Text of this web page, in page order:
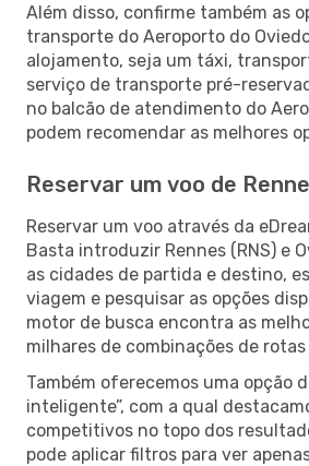
Além disso, confirme também as
transporte do Aeroporto do
alojamento, seja um táxi,
serviço de transporte pré-
no balcão de atendimento do
podem recomendar as melhores
Reservar um voo de
Reservar um voo através da
Basta introduzir Rennes (RNS) e
as cidades de partida e destino,
viagem e pesquisar as opções
motor de busca encontra as
milhares de combinações de rotas
Também oferecemos uma opção
inteligente”, com a qual
competitivos no topo dos
pode aplicar filtros para ver